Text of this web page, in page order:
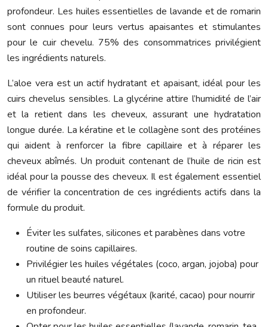
profondeur. Les huiles essentielles de lavande et de romarin
sont connues pour leurs vertus apaisantes et stimulantes
pour le cuir chevelu. 75% des consommatrices privilégient
les ingrédients naturels.
L’aloe vera est un actif hydratant et apaisant, idéal pour les
cuirs chevelus sensibles. La glycérine attire l’humidité de l’air
et la retient dans les cheveux, assurant une hydratation
longue durée. La kératine et le collagène sont des protéines
qui aident à renforcer la fibre capillaire et à réparer les
cheveux abîmés. Un produit contenant de l’huile de ricin est
idéal pour la pousse des cheveux. Il est également essentiel
de vérifier la concentration de ces ingrédients actifs dans la
formule du produit.
Éviter les sulfates, silicones et parabènes dans votre
routine de soins capillaires.
Privilégier les huiles végétales (coco, argan, jojoba) pour
un rituel beauté naturel.
Utiliser les beurres végétaux (karité, cacao) pour nourrir
en profondeur.